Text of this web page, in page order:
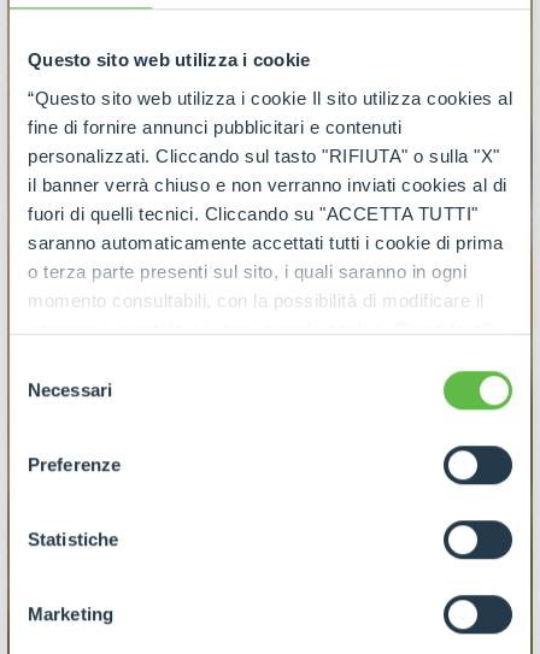
Questo sito web utilizza i cookie
“Questo sito web utilizza i cookie Il sito utilizza cookies al
fine di fornire annunci pubblicitari e contenuti
personalizzati. Cliccando sul tasto "RIFIUTA" o sulla "X"
il banner verrà chiuso e non verranno inviati cookies al di
fuori di quelli tecnici. Cliccando su "ACCETTA TUTTI"
saranno automaticamente accettati tutti i cookie di prima
o terza parte presenti sul sito, i quali saranno in ogni
momento consultabili, con la possibilità di modificare il
consenso prestato per ogni singolo cookie. Come fare?
ogni pagina, selezionare "Modifichi il suo consenso" e
dell'informativa completa nel footer presente in ogni
pagina. Per esercitare i diritti riconosciuti all'interessato ai
GDPR abbiamo predisposto una
apposita procedura.
delNecessari
Preferenze
Statistiche
Marketing